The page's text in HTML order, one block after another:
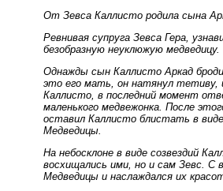
От Зевса Каллисто родила сына
Ревнивая супруга Зевса Гера,
безобразную неуклюжую медведицу.
Однажды сын Каллисто Аркад
это его мать, он натянул тетиву,
Каллисто, в последний момент
маленького медвежонка. После
оставил Каллисто блистать в
Медведицы.
На небосклоне в виде созвездий
восхищались ими, но и сам Зевс. С
Медведицы и наслаждался их